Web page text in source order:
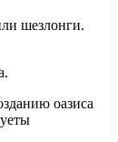
шезлонги.
оазиса